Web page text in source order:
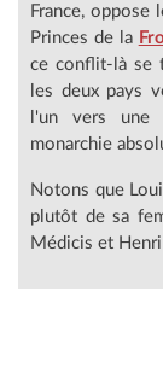
France, oppose
Princes de la
ce conflit-là se
les deux pays
l'un vers une
monarchie
Notons que
plutôt de sa
Médicis et